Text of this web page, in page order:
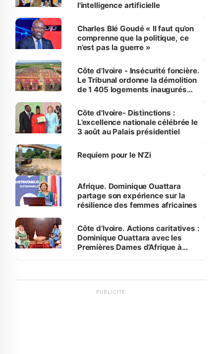
l'intelligence artificielle
Charles Blé Goudé « Il faut qu’on
comprenne que la politique, ce
n’est pas la guerre »
Côte d’Ivoire - Insécurité foncière.
Le Tribunal ordonne la démolition
de 1 405 logements inaugurés
Bassam
Côte d'Ivoire- Distinctions :
L’excellence nationale célébrée le
3 août au Palais présidentiel
Requiem pour le N’Zi
Afrique. Dominique Ouattara
partage son expérience sur la
résilience des femmes africaines
Côte d’Ivoire. Actions caritatives :
Dominique Ouattara avec les
Premières Dames d’Afrique à
PUBLICITÉ